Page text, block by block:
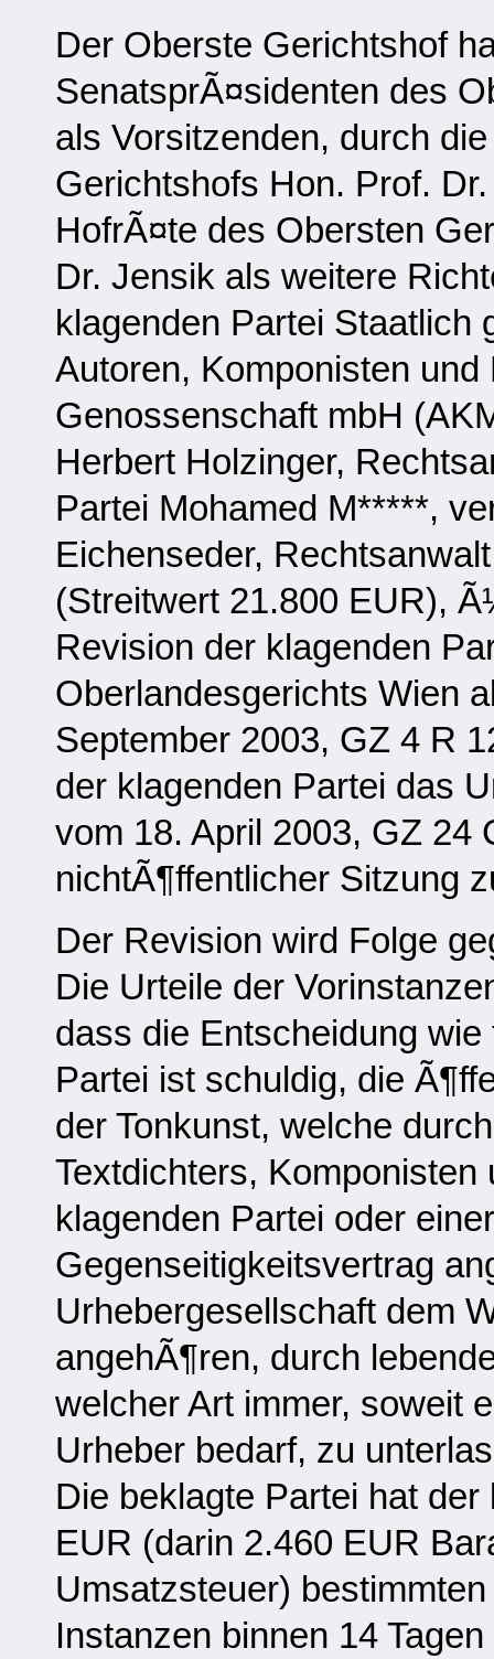
Der Oberste Gerichtshof
SenatsprÃ¤sidenten des
als Vorsitzenden, durch
Gerichtshofs Hon. Prof.
HofrÃ¤te des Obersten
Dr. Jensik als weitere
klagenden Partei Staatlich
Autoren, Komponisten
Genossenschaft mbH
Herbert Holzinger,
Partei Mohamed M*****,
Eichenseder,
(Streitwert 21.800 EUR),
Revision der klagenden
Oberlandesgerichts Wien
September 2003, GZ 4 R
der klagenden Partei das
vom 18. April 2003, GZ 24
nichtÃ¶ffentlicher Sitzung
Der Revision wird Folge
Die Urteile der
dass die Entscheidung
Partei ist schuldig, die
der Tonkunst, welche
Textdichters,
klagenden Partei oder
Gegenseitigkeitsvertrag
Urhebergesellschaft dem
angehÃ¶ren, durch
welcher Art immer, soweit
Urheber bedarf, zu
Die beklagte Partei hat
EUR (darin 2.460 EUR
Umsatzsteuer)
Instanzen binnen 14